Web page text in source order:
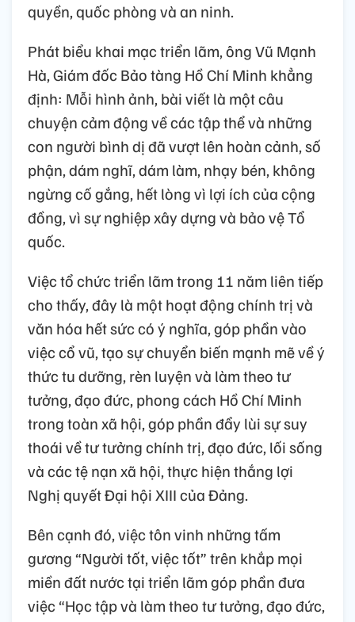
quyền, quốc phòng và an ninh.
Phát biểu khai mạc triển lãm, ông Vũ Mạnh
Hà, Giám đốc Bảo tàng Hồ Chí Minh khẳng
định: Mỗi hình ảnh, bài viết là một câu
chuyện cảm động về các tập thể và những
con người bình dị đã vượt lên hoàn cảnh, số
phận, dám nghĩ, dám làm, nhạy bén, không
ngừng cố gắng, hết lòng vì lợi ích của cộng
đồng, vì sự nghiệp xây dựng và bảo vệ Tổ
quốc.
Việc tổ chức triển lãm trong 11 năm liên tiếp
cho thấy, đây là một hoạt động chính trị và
văn hóa hết sức có ý nghĩa, góp phần vào
việc cổ vũ, tạo sự chuyển biến mạnh mẽ về ý
thức tu dưỡng, rèn luyện và làm theo tư
tưởng, đạo đức, phong cách Hồ Chí Minh
trong toàn xã hội, góp phần đẩy lùi sự suy
thoái về tư tưởng chính trị, đạo đức, lối sống
và các tệ nạn xã hội, thực hiện thắng lợi
Nghị quyết Đại hội XIII của Đảng.
Bên cạnh đó, việc tôn vinh những tấm
gương “Người tốt, việc tốt” trên khắp mọi
miền đất nước tại triển lãm góp phần đưa
việc “Học tập và làm theo tư tưởng, đạo đức,